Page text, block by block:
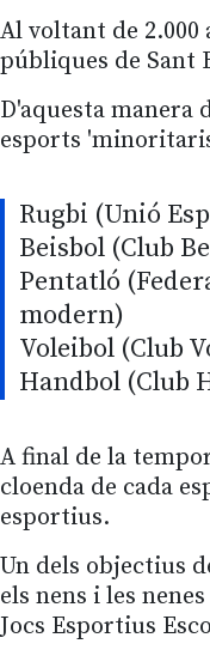
Al voltant de 2.000
públiques de Sant
D'aquesta manera
esports
Rugbi (Unió
Beisbol (Club
Pentatló
modern)
Voleibol (Club
Handbol (Club
A final de la
cloenda de cada
esportius.
Un dels objectius
els nens i les
Jocs Esportius